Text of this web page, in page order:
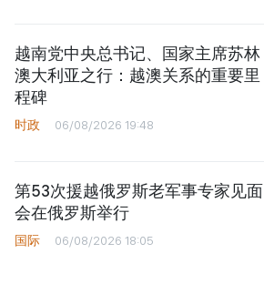
越南党中央总书记、国家主席苏林
澳大利亚之行：越澳关系的重要里
程碑
时政 06/08/2026 19:48
第53次援越俄罗斯老军事专家见面
会在俄罗斯举行
国际 06/08/2026 18:05